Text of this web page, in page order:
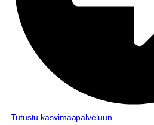
Tutustu kasvimaapalveluun